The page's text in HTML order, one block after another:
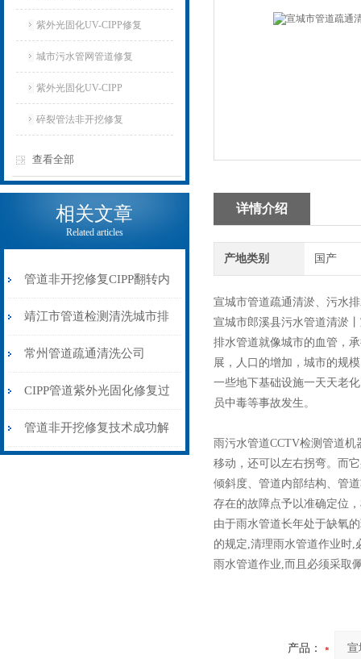
紫外光固化UV-CIPP修复
城市污水管网管道修复
紫外光固化UV-CIPP
碎裂管法非开挖修复
查看全部
相关文章
Related articles
管道非开挖修复CIPP翻转内
衬法
靖江市管道检测清洗城市排
水系统疏通清淤
常州管道疏通清洗公司
【【市政污水管道清淤】】
CIPP管道紫外光固化修复过
程
管道非开挖修复技术成功解
详情介绍
产地类别 国产
宣城市管道疏通清淤、污水
宣城市郎溪县污水管道清淤
排水管道就像城市的血管，
展，人口的增加，城市的规
一些地下基础设施一天天老
员中毒等事故发生。
雨污水管道CCTV检测管道
移动，还可以左右拐弯。而
倾斜度、管道内部结构、管
存在的故障点予以准确定位
由于雨水管道长年处于缺氧
的规定,清理雨水管道作业时
雨水管道作业,而且必须采取
产品：